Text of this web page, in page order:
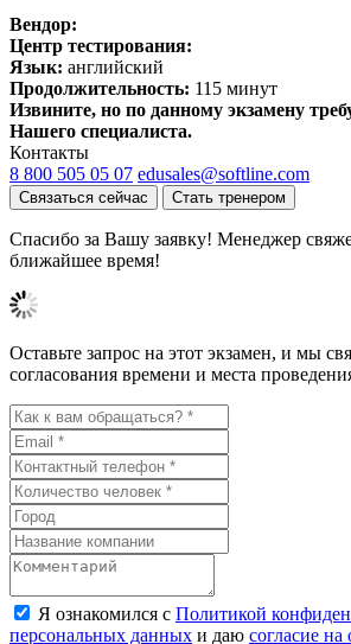
Вендор:
Центр тестирования:
Язык: английский
Продолжительность: 115 минут
Извините, но по данному экзамену
Нашего специалиста.
Контакты
8 800 505 05 07 edusales@softline.com
Связаться сейчас Стать тренером
Спасибо за Вашу заявку! Менеджер
ближайшее время!
Оставьте запрос на этот экзамен, и мы
согласования времени и места
Я ознакомился с Политикой
персональных данных и даю согласие на